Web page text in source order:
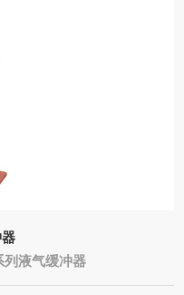
液气缓冲器